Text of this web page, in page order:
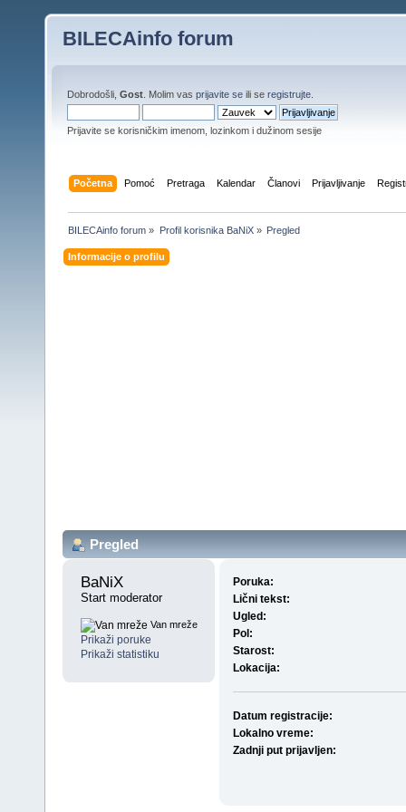
BILECAinfo forum
Dobrodošli, Gost . Molim vas prijavite se ili se registrujte
Prijavite se korisničkim imenom, lozinkom i dužinom sesije
Početna Pomoć Pretraga Kalendar Članovi Prijavljivanje
BILECAinfo forum » Profil korisnika BaNiX» Pregled
Informacije o profilu
Pregled
BaNiX
Start moderator
Van mreže
Prikaži poruke
Prikaži statistiku
Poruka:
Lični tekst:
Ugled:
Pol:
Starost:
Lokacija:
Datum registracije:
Lokalno vreme:
Zadnji put prijavljen: